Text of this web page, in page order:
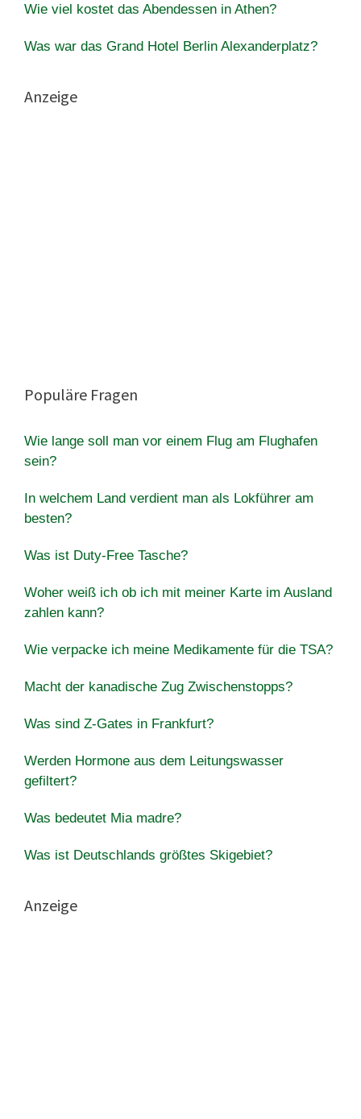
Wie viel kostet das Abendessen in Athen?
Was war das Grand Hotel Berlin Alexanderplatz?
Anzeige
Populäre Fragen
Wie lange soll man vor einem Flug am Flughafen
sein?
In welchem Land verdient man als Lokführer am
besten?
Was ist Duty-Free Tasche?
Woher weiß ich ob ich mit meiner Karte im Ausland
zahlen kann?
Wie verpacke ich meine Medikamente für die TSA?
Macht der kanadische Zug Zwischenstopps?
Was sind Z-Gates in Frankfurt?
Werden Hormone aus dem Leitungswasser
gefiltert?
Was bedeutet Mia madre?
Was ist Deutschlands größtes Skigebiet?
Anzeige